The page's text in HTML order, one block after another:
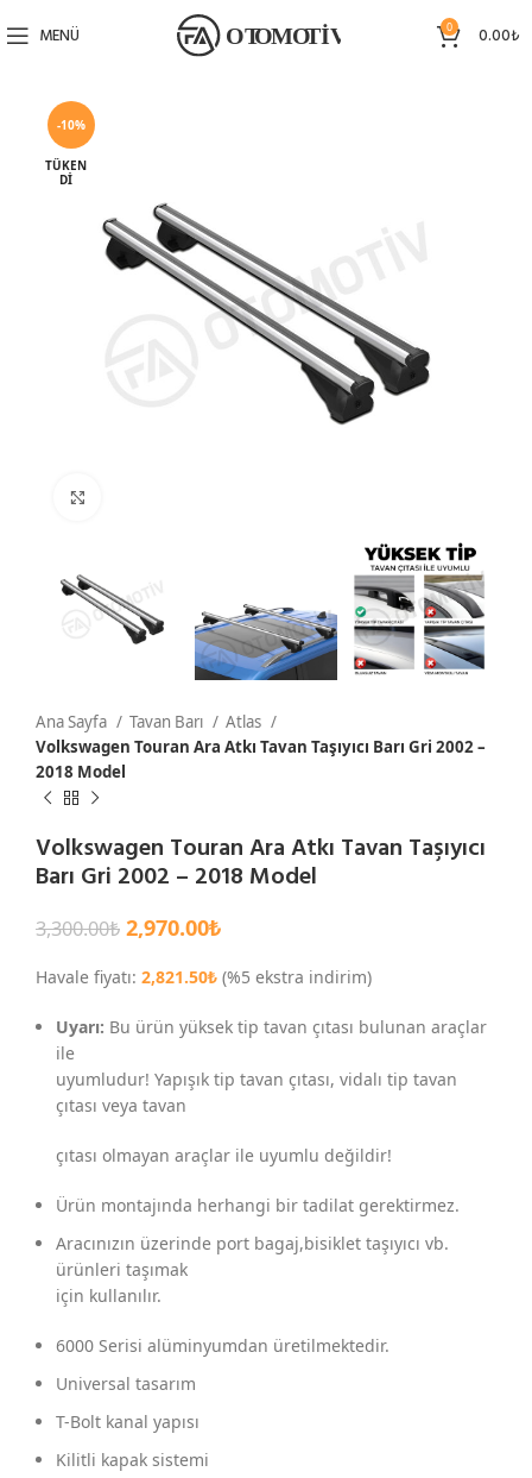
MENÜ 0 0.00₺
-10%
TÜKEN
DI
Ana Sayfa Tavan Barı
Atlas
Volkswagen Touran Ara Atkı Tavan Taşıyıcı Barı Gri 2002 –
2018 Model
Volkswagen Touran Ara Atkı Tavan Taşıyıcı
Barı Gri 2002 – 2018 Model
3,300.00₺ 2,970.00₺
Havale fiyatı: 2,821.50₺ (%5 ekstra indirim)
Uyarı: Bu ürün yüksek tip tavan çıtası bulunan araçlar
ile
uyumludur! Yapışık tip tavan çıtası, vidalı tip tavan
çıtası veya tavan
çıtası olmayan araçlar ile uyumlu değildir!
Ürün montajında herhangi bir tadilat gerektirmez.
Aracınızın üzerinde port bagaj,bisiklet taşıyıcı vb.
ürünleri taşımak
için kullanılır.
6000 Serisi alüminyumdan üretilmektedir.
Universal tasarım
T-Bolt kanal yapısı
Kilitli kapak sistemi